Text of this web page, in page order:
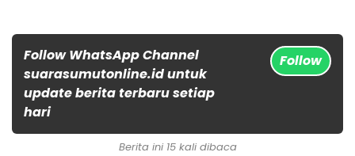
Follow WhatsApp Channel
suarasumutonline.id untuk
update berita terbaru setiap
hari
Follow
Berita ini 15 kali dibaca